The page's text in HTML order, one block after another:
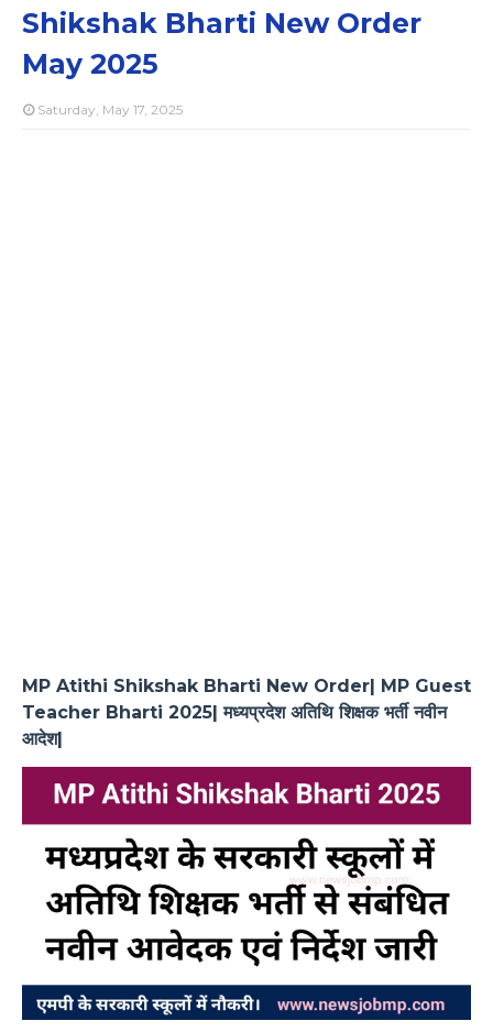
Shikshak Bharti New Order
May 2025
Saturday, May 17, 2025
MP Atithi Shikshak Bharti New Order| MP Guest
Teacher Bharti 2025| मध्यप्रदेश अतिथि शिक्षक भर्ती नवीन
आदेश|